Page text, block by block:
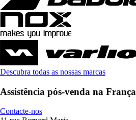
Descubra todas as nossas marcas
Assistência pós-venda na França
Contacte-nos